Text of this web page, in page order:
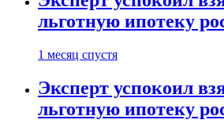
льготную ипотеку
1 месяц спустя
Эксперт успокоил
льготную ипотеку